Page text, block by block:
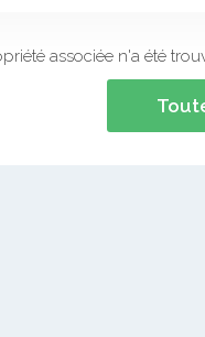
associée n'a été